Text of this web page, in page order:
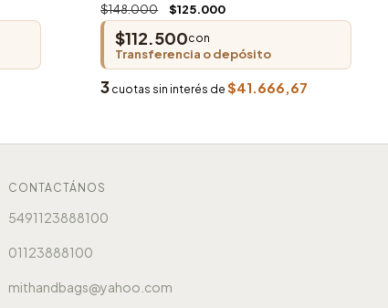
$148.000 $125.000
$112.500con
Transferencia o depósito
3 cuotas sin interés de$41.666,67
CONTACTÁNOS
5491123888100
01123888100
mithandbags@yahoo.com